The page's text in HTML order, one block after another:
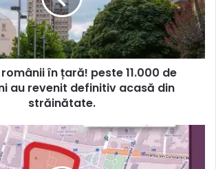
în țară! peste 11.000 de
au revenit definitiv acasă din
străinătate.